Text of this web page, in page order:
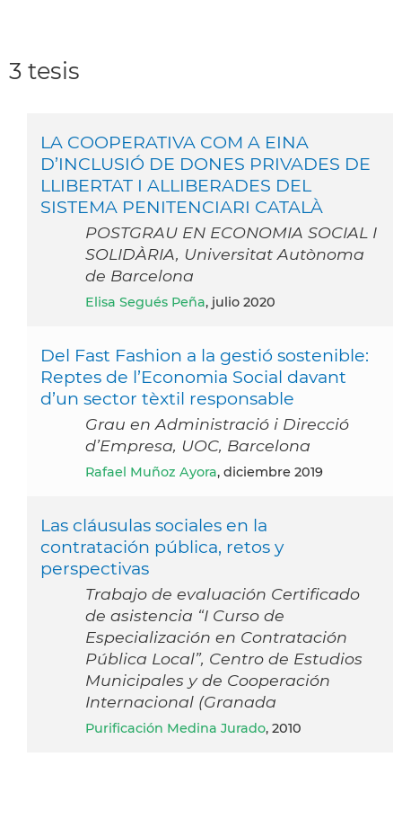
3 tesis
LA COOPERATIVA COM A EINA
D’INCLUSIÓ DE DONES PRIVADES DE
LLIBERTAT I ALLIBERADES DEL
SISTEMA PENITENCIARI CATALÀ
POSTGRAU EN ECONOMIA SOCIAL I
SOLIDÀRIA, Universitat Autònoma
de Barcelona
Elisa Segués Peña, julio 2020
Del Fast Fashion a la gestió sostenible:
Reptes de l’Economia Social davant
d’un sector tèxtil responsable
Grau en Administració i Direcció
d’Empresa, UOC, Barcelona
Rafael Muñoz Ayora, diciembre 2019
Las cláusulas sociales en la
contratación pública, retos y
perspectivas
Trabajo de evaluación Certificado
de asistencia “I Curso de
Especialización en Contratación
Pública Local”, Centro de Estudios
Municipales y de Cooperación
Internacional (Granada
Purificación Medina Jurado, 2010